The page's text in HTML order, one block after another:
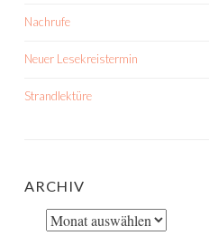
Nachrufe
Neuer Lesekreistermin
Strandlektüre
ARCHIV
Archiv